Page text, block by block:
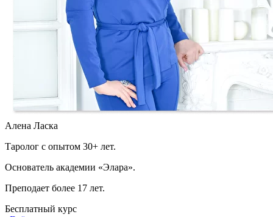
Алена Ласка
Таролог с опытом 30+ лет.
Основатель академии «Элара».
Преподает более 17 лет.
Бесплатный курс